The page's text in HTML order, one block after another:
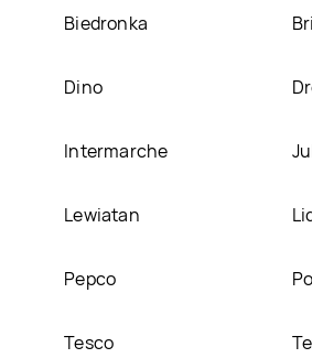
Biedronka
Dino
Intermarche
Lewiatan
Pepco
Tesco